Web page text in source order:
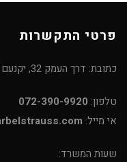
פרטי התקשרות
כתובת: דרך העמק 32, יקנעם (המושבה)
טלפון: 072-390-9920
אי מייל:
שעות המשרד: